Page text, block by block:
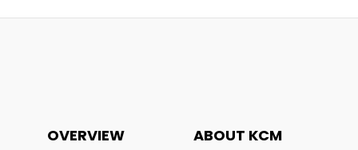
OVERVIEW ABOUT KCM